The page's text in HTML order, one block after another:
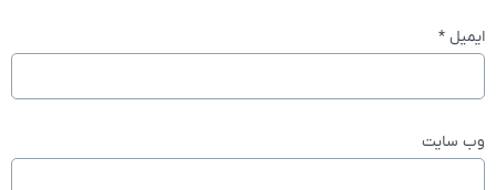
ایمیل *
وب‌ سایت